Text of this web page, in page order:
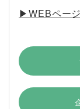
▶︎WEBペー